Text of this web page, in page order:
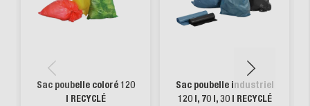
Sac poubelle coloré 120
l RECYCLÉ
Sac poubelle industriel
120 l, 70 l, 30 l RECYCLÉ